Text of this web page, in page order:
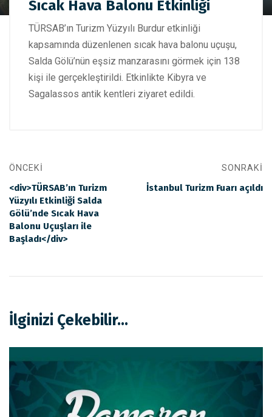
TÜRSAB’dan Salda Gölü’nde Sıcak Hava Balonu Etkinliği
Sıcak Hava Balonu Etkinliği
TÜRSAB’ın Turizm Yüzyılı Burdur etkinliği
kapsamında düzenlenen sıcak hava balonu uçuşu,
Salda Gölü’nün eşsiz manzarasını görmek için 138
kişi ile gerçekleştirildi. Etkinlikte Kibyra ve
Sagalassos antik kentleri ziyaret edildi.
ÖNCEKI
<div>TÜRSAB’ın Turizm
Yüzyılı Etkinliği Salda
Gölü’nde Sıcak Hava
Balonu Uçuşları ile
Başladı</div>
SONRAKI
İstanbul Turizm Fuarı açıldı
İlginizi Çekebilir...